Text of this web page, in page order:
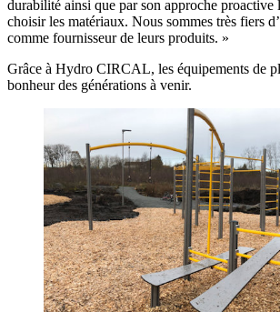
durabilité ainsi que par son approche proactive
choisir les matériaux. Nous sommes très fiers
comme fournisseur de leurs produits. »
Grâce à Hydro CIRCAL, les équipements de
bonheur des générations à venir.